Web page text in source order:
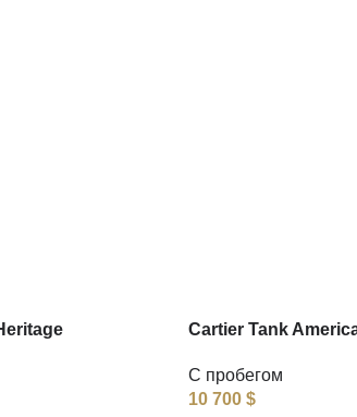
Cartier Tank
С пробегом
10 700 $